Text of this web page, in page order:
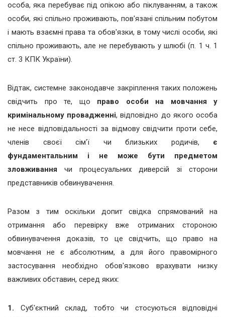
особа, яка перебуває під опікою або піклуванням, а також
особи, які спільно проживають, пов'язані спільним побутом
і мають взаємні права та обов'язки, в тому числі особи, які
спільно проживають, але не перебувають у шлюбі (п. 1 ч. 1
ст. 3 КПК України).
Відтак, системне законодавче закріплення таких положень
свідчить про те, що право особи на мовчання у
кримінальному провадженні, відповідно до якого особа
не несе відповідальності за відмову свідчити проти себе,
членів своєї сім'ї чи близьких родичів, є
фундаментальним і не може бути предметом
зловживання чи процесуальних диверсій зі сторони
представників обвинувачення.
Разом з тим оскільки допит свідка спрямований на
отримання або перевірку вже отриманих стороною
обвинувачення доказів, то це свідчить, що право на
мовчання не є абсолютним, а для його правомірного
застосування необхідно обов'язково врахувати низку
важливих обставин, серед яких:
1. Суб'єктний склад, тобто чи стосуються відповідні